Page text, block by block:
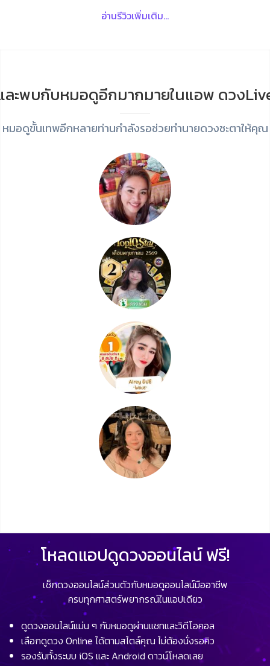
อ่านรีวิวเพิ่มเติม...
ละพบกับหมอดูอีกมากมายในแอพ ดวง
หมอดูขั้นเทพอีกหลายท่านกำลังรอช่วยทำนายดวงชะตาให้คุณ
โหลดแอปดูดวงออนไลน์ ฟรี!
เช็กดวงออนไลน์ส่วนตัวกับหมอดูออนไลน์มืออาชีพ
ครบทุกศาสตร์พยากรณ์ในแอปเดียว
ดูดวงออนไลน์แม่น ๆ กับหมอดูผ่านแชทและวิดีโอคอล
เลือกดูดวง Online ได้ตามสไตล์คุณ ไม่ต้องนั่งรอคิว
รองรับทั้งระบบ iOS และ Android ดาวน์โหลดเลย